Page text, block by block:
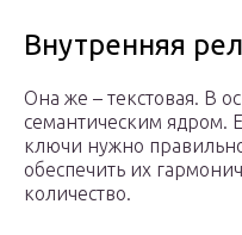
Внутренняя
Она же – текстовая. В
семантическим ядром.
ключи нужно
обеспечить их
количество.